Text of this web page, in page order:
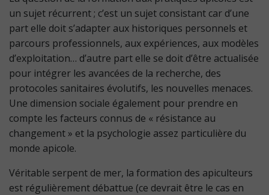
un sujet récurrent ; c’est un sujet consistant car d’une
part elle doit s’adapter aux historiques personnels et
parcours professionnels, aux expériences, aux modèles
d’exploitation… d’autre part elle se doit d’être actualisée
pour intégrer les avancées de la recherche, des
protocoles sanitaires évolutifs, les nouvelles menaces.
Une dimension sociale également pour prendre en
compte les facteurs connus de « résistance au
changement » et la psychologie assez particulière du
monde apicole.
Véritable serpent de mer, la formation des apiculteurs
est régulièrement débattue (ce devrait être le cas en